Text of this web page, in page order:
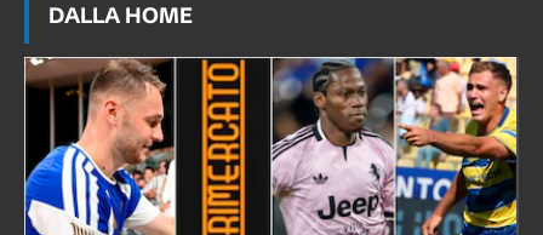
DALLA HOME